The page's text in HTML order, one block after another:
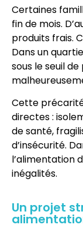
Certaines
fin de mois.
produits frais.
Dans un
sous le seuil
Cette
directes :
de santé,
d’insécurité.
l’alimentation
inégalités.
Un projet